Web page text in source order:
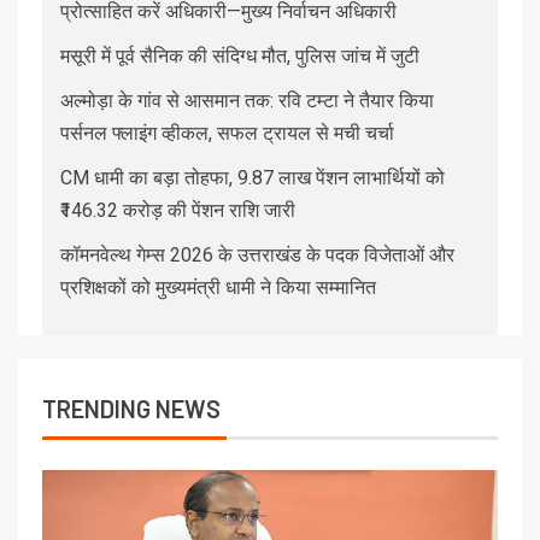
प्रोत्साहित करें अधिकारी—मुख्य निर्वाचन अधिकारी
मसूरी में पूर्व सैनिक की संदिग्ध मौत, पुलिस जांच में जुटी
अल्मोड़ा के गांव से आसमान तक: रवि टम्टा ने तैयार किया
पर्सनल फ्लाइंग व्हीकल, सफल ट्रायल से मची चर्चा
CM धामी का बड़ा तोहफा, 9.87 लाख पेंशन लाभार्थियों को
₹146.32 करोड़ की पेंशन राशि जारी
कॉमनवेल्थ गेम्स 2026 के उत्तराखंड के पदक विजेताओं और
प्रशिक्षकों को मुख्यमंत्री धामी ने किया सम्मानित
TRENDING NEWS